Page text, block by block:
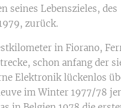
seines Lebenszieles, des
zurück.
in Fiorano,
schon anfang der
Elektronik lückenlos
im Winter 1977/78